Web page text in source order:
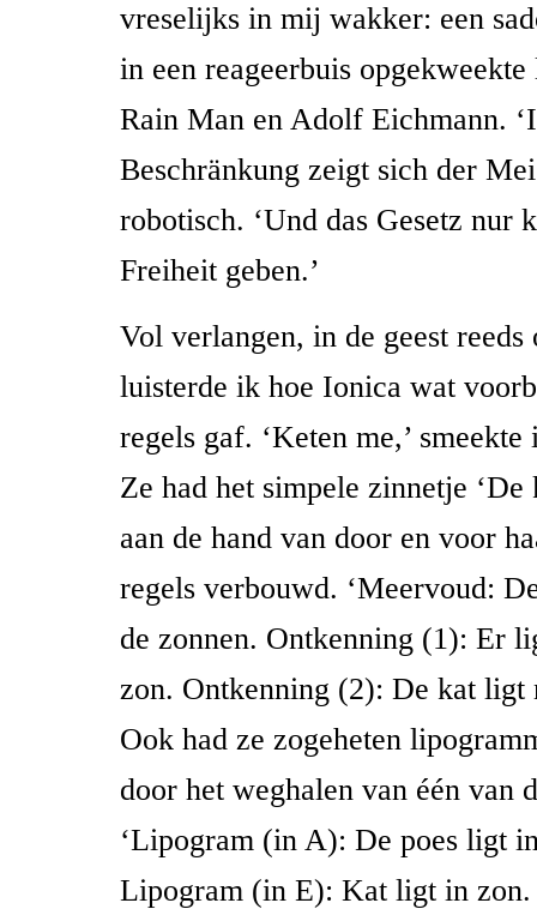
vreselijks in mij wakker: een
in een reageerbuis
Rain Man en Adolf Eichmann.
Beschränkung zeigt sich der
robotisch. ‘Und das Gesetz nur
Freiheit geben.’
Vol verlangen, in de geest reeds
luisterde ik hoe Ionica wat
regels gaf. ‘Keten me,’
Ze had het simpele zinnetje ‘De
aan de hand van door en voor
regels verbouwd. ‘Meervoud:
de zonnen. Ontkenning (1): Er
zon. Ontkenning (2): De kat ligt
Ook had ze zogeheten
door het weghalen van één van
‘Lipogram (in A): De poes ligt
Lipogram (in E): Kat ligt in